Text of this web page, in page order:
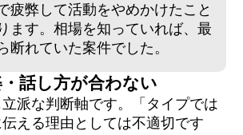
疲弊して活動をやめかけたこと
ます。相場を知っていれば、最
断れていた案件でした。
話し方が合わない
派な判断軸です。「タイプでは
える理由としては不適切です